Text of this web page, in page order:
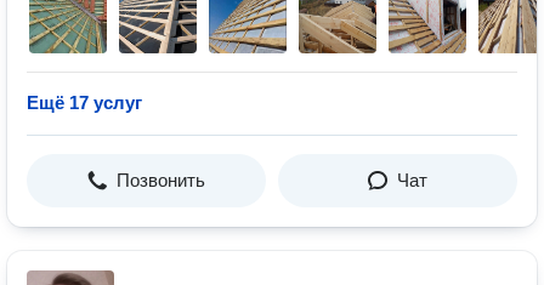
Ещё 17 услуг
Позвонить Чат